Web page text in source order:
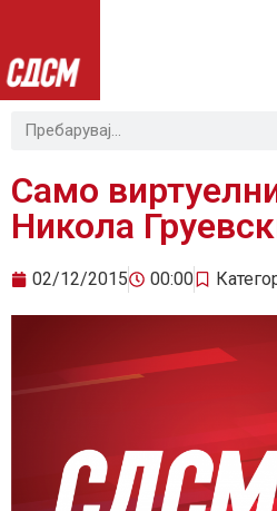
Само
Никола
02/12/2015 00:00